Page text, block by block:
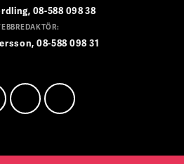
08-588 098 38
08-588 098 31